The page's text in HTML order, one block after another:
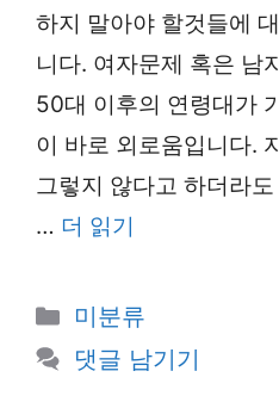
하지 말아야 할것들에
니다. 여자문제 혹은 남
50대 이후의 연령대가
이 바로 외로움입니다.
그렇지 않다고 하더라
… 더 읽기
카
테
미분류
댓글 남기기